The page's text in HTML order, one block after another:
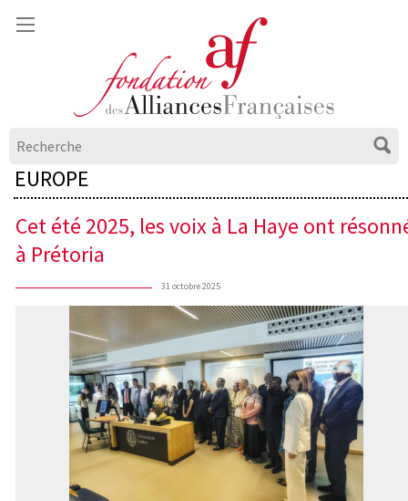
EUROPE
Cet été 2025, les voix à La Haye ont
à Prétoria
31 octobre 2025